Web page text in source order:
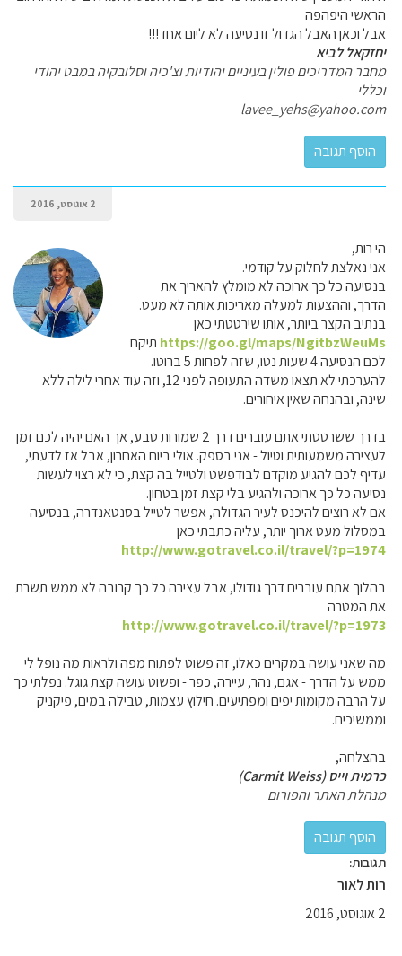
הראשי היפהפה
אבל וכאן האבל הגדול זו נסיעה לא ליום אחד!!!
יחזקאל לביא
מחבר המדריכים פולין בעיניים יהודיות וצ'כיה וסלובקיה במבט יהודי
וכללי
lavee_yehs@yahoo.com
2 אוגוסט, 2016
הי רות,
אני נאלצת לחלוק על קודמי.
בנסיעה כל כך ארוכה לא מומלץ להאריך את
הדרך, וההצעות למעלה מאריכות אותה לא מעט.
בנתיב הקצר ביותר, אותו שירטטתי כאן
https://goo.gl/maps/NgitbzWeuMs תיקח
לכם הנסיעה 4 שעות נטו, שזה לפחות 5 ברוטו.
להערכתי לא תצאו משדה התעופה לפני 12, וזה עוד אחרי לילה ללא
שינה, ובהנחה שאין איחורים.
בדרך ששרטטתי אתם עוברים דרך 2 שמורות טבע, אך האם יהיה לכם זמן
לעצירה משמעותית וטיול - אני בספק. אולי ביום האחרון, אבל אז לדעתי,
עדיף לכם להגיע מוקדם לבודפשט ולטייל בה קצת, כי לא רצוי לעשות
נסיעה כל כך ארוכה ולהגיע בלי קצת זמן בטחון.
אם לא רוצים להיכנס לעיר הגדולה, אפשר לטייל בסנטאנדרה, בנסיעה
במסלול מעט ארוך יותר, עליה כתבתי כאן
http://www.gotravel.co.il/travel/?p=1974
בהלוך אתם עוברים דרך גודולו, אבל עצירה כל כך קרובה לא ממש תשרת
את המטרה
http://www.gotravel.co.il/travel/?p=1973
מה שאני עושה במקרים כאלו, זה פשוט לפתוח מפה ולראות מה נופל לי
ממש על הדרך - אגם, נהר, עיירה, כפר - ופשוט עושה קצת גוגל. נפלתי כך
על הרבה מקומות יפים ומפתיעים. חילוץ עצמות, טבילה במים, פיקניק
וממשיכים.
בהצלחה,
כרמית וייס (Carmit Weiss)
מנהלת האתר והפורום
תגובות:
רות לאור
2 אוגוסט, 2016